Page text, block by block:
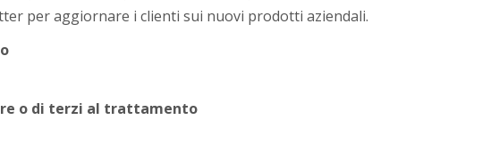
per aggiornare i clienti sui nuovi prodotti aziendali.
o di terzi al trattamento